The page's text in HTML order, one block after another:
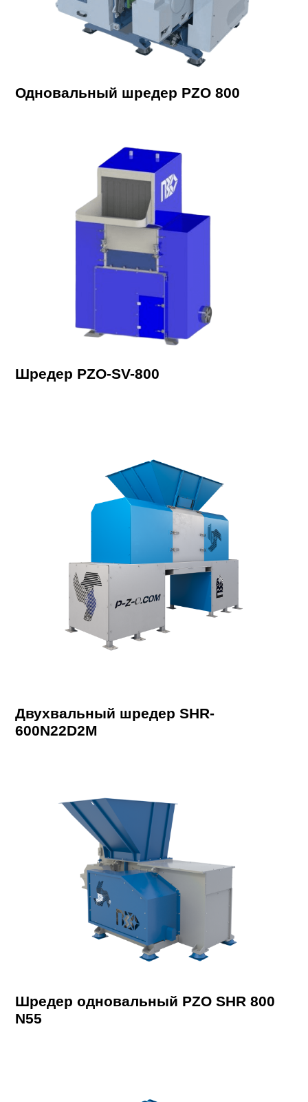
Одновальный шредер PZO 800
Шредер PZO-SV-800
Двухвальный шредер SHR-
600N22D2M
Шредер одновальный PZO SHR 800
N55